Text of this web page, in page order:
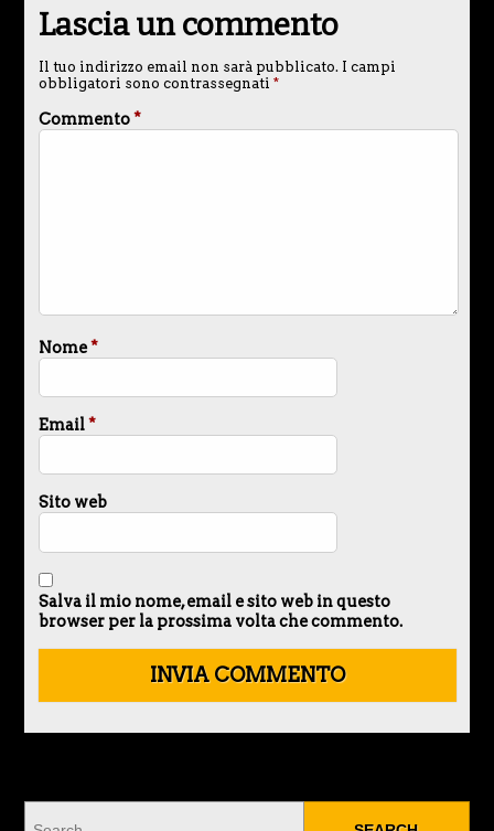
Lascia un commento
Il tuo indirizzo email non sarà pubblicato. I campi
obbligatori sono contrassegnati *
Commento*
Nome*
Email*
Sito web
Salva il mio nome, email e sito web in questo
browser per la prossima volta che commento.